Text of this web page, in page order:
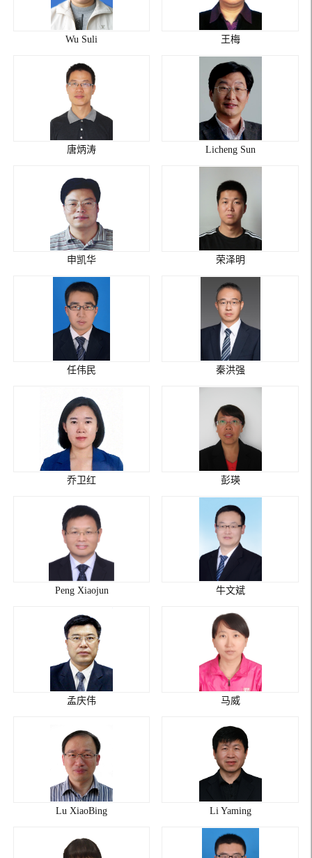
Wu Suli 王梅
唐炳涛 Licheng Sun
申凯华 荣泽明
任伟民 秦洪强
乔卫红 彭瑛
Peng Xiaojun 牛文斌
孟庆伟 马威
Lu XiaoBing Li Yaming